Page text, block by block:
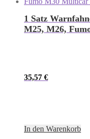
1 Satz
M25, M26,
35,57 €
In den Warenkorb